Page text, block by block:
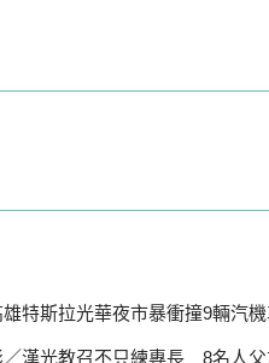
特斯拉光華夜市暴衝撞9輛汽機車
／漢光教召不只練專長 8名人父